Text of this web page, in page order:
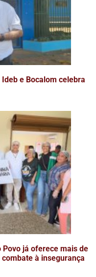
e Bocalom celebra
Povo já oferece mais de
à insegurança